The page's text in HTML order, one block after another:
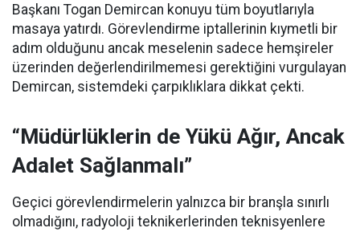
Başkanı Togan Demircan konuyu tüm boyutlarıyla
masaya yatırdı. Görevlendirme iptallerinin kıymetli bir
adım olduğunu ancak meselenin sadece hemşireler
üzerinden değerlendirilmemesi gerektiğini vurgulayan
Demircan, sistemdeki çarpıklıklara dikkat çekti.
“Müdürlüklerin de Yükü Ağır, Ancak
Adalet Sağlanmalı”
Geçici görevlendirmelerin yalnızca bir branşla sınırlı
olmadığını, radyoloji teknikerlerinden teknisyenlere